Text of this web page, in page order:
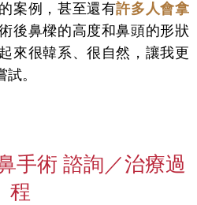
案例，甚至還有許多人會拿
後鼻樑的高度和鼻頭的形狀
來很韓系、很自然，讓我更
。
手術 諮詢／治療過
程